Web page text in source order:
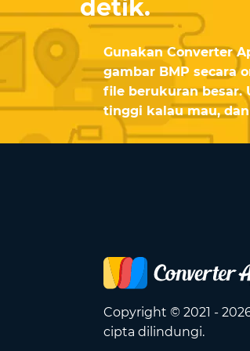
detik.
Gunakan Converter
gambar BMP secara
file berukuran besar.
tinggi kalau mau,
Copyright © 2021 -
cipta dilindungi.